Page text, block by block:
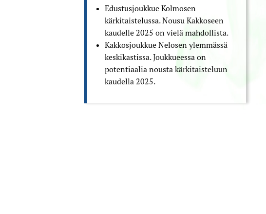
Edustusjoukkue Kolmosen
kärkitaistelussa. Nousu Kakkoseen
kaudelle 2025 on vielä mahdollista.
Kakkosjoukkue Nelosen ylemmässä
keskikastissa. Joukkueessa on
potentiaalia nousta kärkitaisteluun
kaudella 2025.